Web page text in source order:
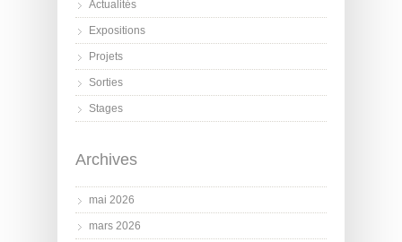
Actualités
Expositions
Projets
Sorties
Stages
Archives
mai 2026
mars 2026